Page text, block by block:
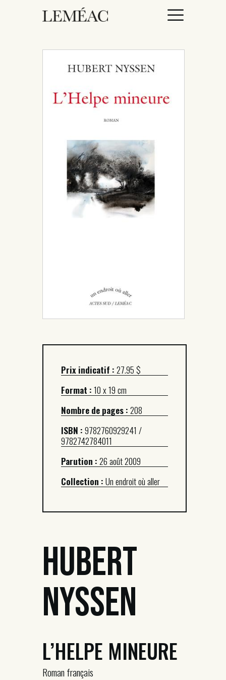
ACCUEIL
AUTEURICES
DROITS / RIGHTS
À PROPOS
Prix indicatif :27.95 $
Format :10 x 19 cm
Nombre de pages :208
ISBN :9782760929241 /
9782742784011
Parution :26 août 2009
Collection :Un endroit où aller
Hubert
Nyssen
L’HELPE MINEURE
Roman français